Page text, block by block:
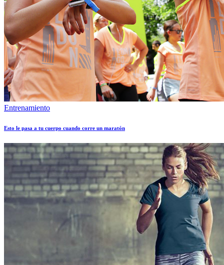
Entrenamiento
Esto le pasa a tu cuerpo cuando corre un maratón